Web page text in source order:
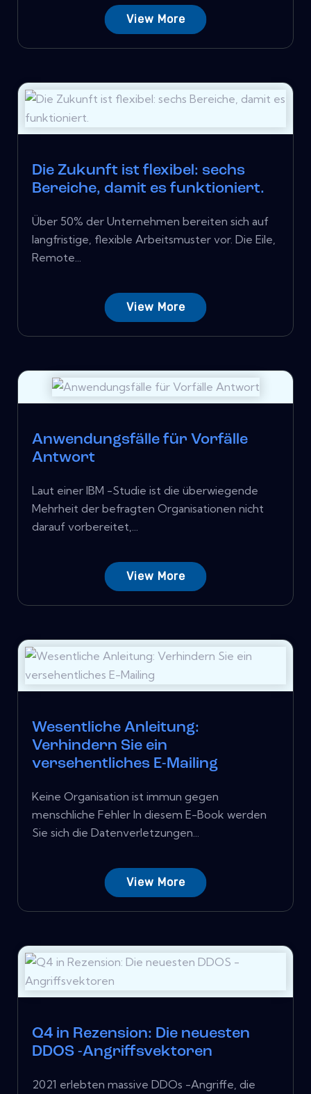
View More
Die Zukunft ist flexibel: sechs
Bereiche, damit es funktioniert.
Über 50% der Unternehmen bereiten sich auf
langfristige, flexible Arbeitsmuster vor. Die Eile,
Remote...
View More
Anwendungsfälle für Vorfälle
Antwort
Laut einer IBM -Studie ist die überwiegende
Mehrheit der befragten Organisationen nicht
darauf vorbereitet,...
View More
Wesentliche Anleitung:
Verhindern Sie ein
versehentliches E-Mailing
Keine Organisation ist immun gegen
menschliche Fehler In diesem E-Book werden
Sie sich die Datenverletzungen...
View More
Q4 in Rezension: Die neuesten
DDOS -Angriffsvektoren
2021 erlebten massive DDOs -Angriffe, die